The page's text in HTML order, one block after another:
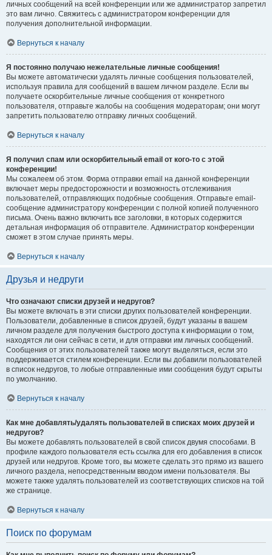
личных сообщений на всей конференции или же администратор запретил
это вам лично. Свяжитесь с администратором конференции для
получения дополнительной информации.
Вернуться к началу
Я постоянно получаю нежелательные личные сообщения!
Вы можете автоматически удалять личные сообщения пользователей,
используя правила для сообщений в вашем личном разделе. Если вы
получаете оскорбительные личные сообщения от конкретного
пользователя, отправьте жалобы на сообщения модераторам; они могут
запретить пользователю отправку личных сообщений.
Вернуться к началу
Я получил спам или оскорбительный email от кого-то с этой
конференции!
Мы сожалеем об этом. Форма отправки email на данной конференции
включает меры предосторожности и возможность отслеживания
пользователей, отправляющих подобные сообщения. Отправьте email-
сообщение администратору конференции с полной копией полученного
письма. Очень важно включить все заголовки, в которых содержится
детальная информация об отправителе. Администратор конференции
сможет в этом случае принять меры.
Вернуться к началу
Друзья и недруги
Что означают списки друзей и недругов?
Вы можете включать в эти списки других пользователей конференции.
Пользователи, добавленные в список друзей, будут указаны в вашем
личном разделе для получения быстрого доступа к информации о том,
находятся ли они сейчас в сети, и для отправки им личных сообщений.
Сообщения от этих пользователей также могут выделяться, если это
поддерживается стилем конференции. Если вы добавили пользователей
в список недругов, то любые отправленные ими сообщения будут скрыты
по умолчанию.
Вернуться к началу
Как мне добавлять/удалять пользователей в списках моих друзей и
недругов?
Вы можете добавлять пользователей в свой список двумя способами. В
профиле каждого пользователя есть ссылка для его добавления в список
друзей или недругов. Кроме того, вы можете сделать это прямо из вашего
личного раздела, непосредственным вводом имени пользователя. Вы
можете также удалять пользователей из соответствующих списков на той
же странице.
Вернуться к началу
Поиск по форумам